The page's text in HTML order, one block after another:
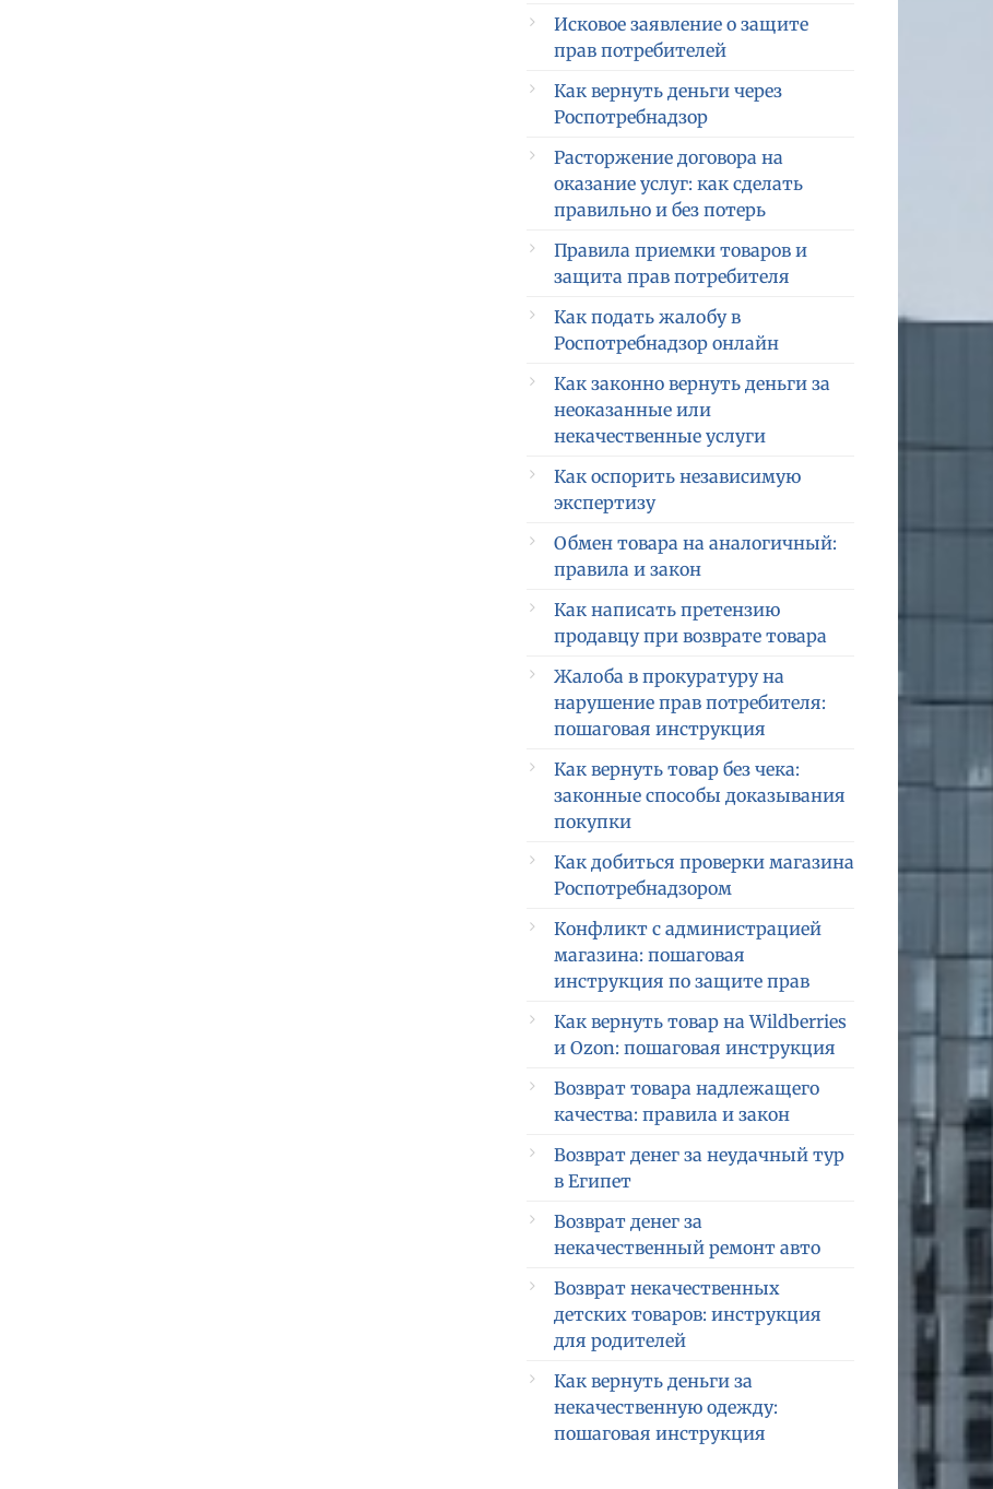
Исковое заявление о защите
прав потребителей
Как вернуть деньги через
Роспотребнадзор
Расторжение договора на
оказание услуг: как сделать
правильно и без потерь
Правила приемки товаров и
защита прав потребителя
Как подать жалобу в
Роспотребнадзор онлайн
Как законно вернуть деньги за
неоказанные или
некачественные услуги
Как оспорить независимую
экспертизу
Обмен товара на аналогичный:
правила и закон
Как написать претензию
продавцу при возврате товара
Жалоба в прокуратуру на
нарушение прав потребителя:
пошаговая инструкция
Как вернуть товар без чека:
законные способы доказывания
покупки
Как добиться проверки магазина
Роспотребнадзором
Конфликт с администрацией
магазина: пошаговая
инструкция по защите прав
Как вернуть товар на Wildberries
и Ozon: пошаговая инструкция
Возврат товара надлежащего
качества: правила и закон
Возврат денег за неудачный тур
в Египет
Возврат денег за
некачественный ремонт авто
Возврат некачественных
детских товаров: инструкция
для родителей
Как вернуть деньги за
некачественную одежду:
пошаговая инструкция